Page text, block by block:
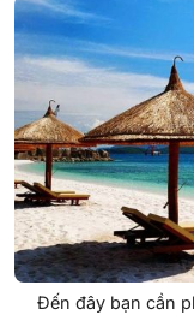
Đến đây bạn cần